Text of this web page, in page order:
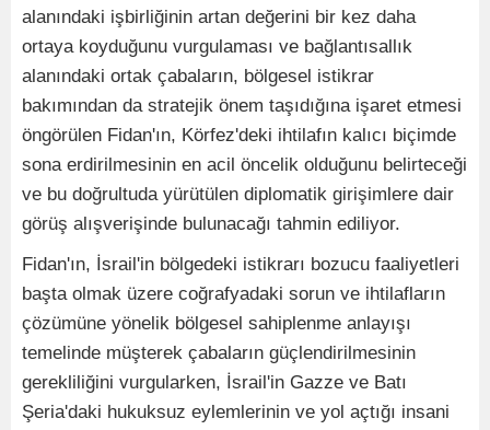
alanındaki işbirliğinin artan değerini bir kez daha
ortaya koyduğunu vurgulaması ve bağlantısallık
alanındaki ortak çabaların, bölgesel istikrar
bakımından da stratejik önem taşıdığına işaret etmesi
öngörülen Fidan'ın, Körfez'deki ihtilafın kalıcı biçimde
sona erdirilmesinin en acil öncelik olduğunu belirteceği
ve bu doğrultuda yürütülen diplomatik girişimlere dair
görüş alışverişinde bulunacağı tahmin ediliyor.
Fidan'ın, İsrail'in bölgedeki istikrarı bozucu faaliyetleri
başta olmak üzere coğrafyadaki sorun ve ihtilafların
çözümüne yönelik bölgesel sahiplenme anlayışı
temelinde müşterek çabaların güçlendirilmesinin
gerekliliğini vurgularken, İsrail'in Gazze ve Batı
Şeria'daki hukuksuz eylemlerinin ve yol açtığı insani